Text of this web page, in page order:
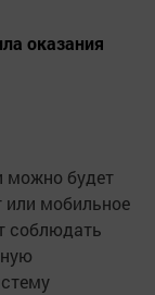
оказания
можно будет
или мобильное
соблюдать